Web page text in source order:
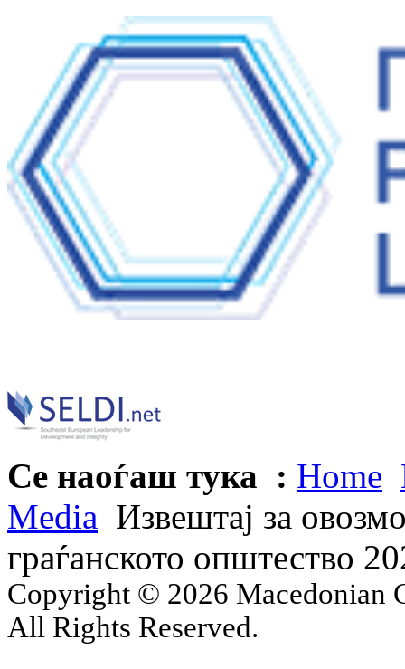
Се наоѓаш тука : Home
Media Извештај за
граѓанското општество
Copyright © 2026 Macedonian
All Rights Reserved.